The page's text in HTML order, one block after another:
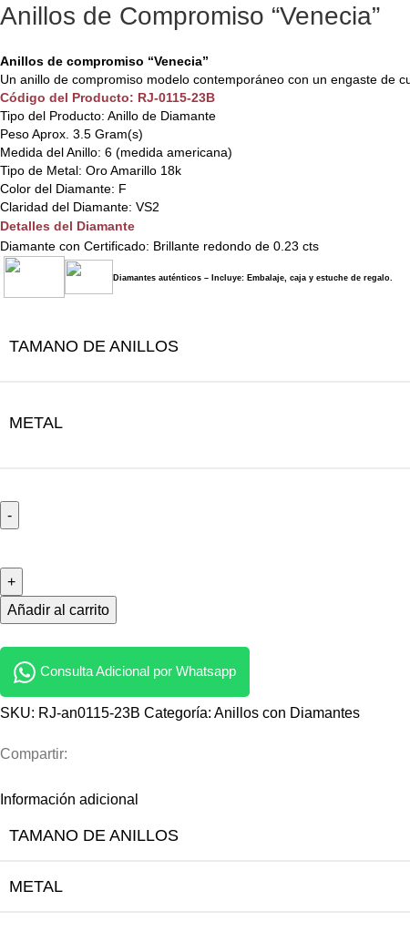
Anillos de Compromiso “Venecia”
Anillos de compromiso “Venecia”
Un anillo de compromiso modelo contemporáneo con un engaste de
Código del Producto: RJ-0115-23B
Tipo del Producto: Anillo de Diamante
Peso Aprox. 3.5 Gram(s)
Medida del Anillo: 6 (medida americana)
Tipo de Metal: Oro Amarillo 18k
Color del Diamante: F
Claridad del Diamante: VS2
Detalles del Diamante
Diamante con Certificado: Brillante redondo de 0.23 cts
Diamantes auténticos – Incluye: Embalaje, caja y estuche de regalo.
TAMANO DE ANILLOS
METAL
Añadir al carrito
Consulta Adicional por Whatsapp
SKU: RJ-an0115-23B Categoría: Anillos con Diamantes
Compartir:
Información adicional
TAMANO DE ANILLOS
METAL